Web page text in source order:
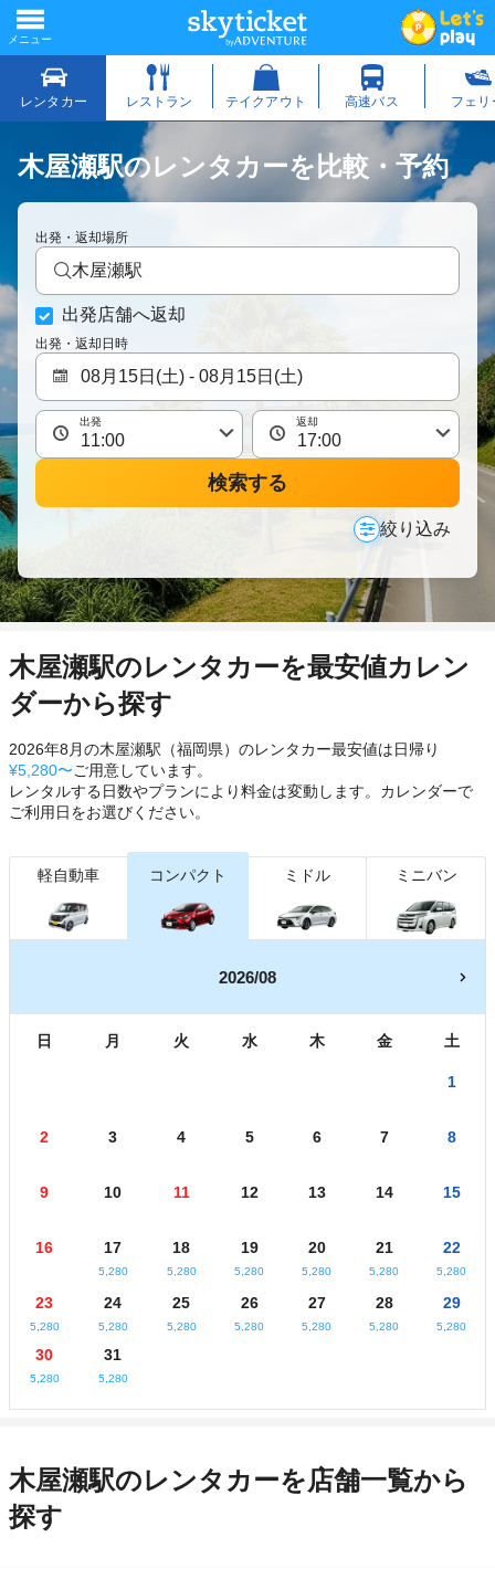
木屋瀬駅のレンタカーを比較・予約
出発・返却場所
木屋瀬駅
出発店舗へ返却
出発・返却日時
出発 返却
検索する
絞り込み
木屋瀬駅のレンタカーを最安値カレン
ダーから探す
2026年8月の木屋瀬駅（福岡県）のレンタカー最安値は日帰り
¥5,280〜ご用意しています。
レンタルする日数やプランにより料金は変動します。カレンダーで
ご利用日をお選びください。
軽自動車 コンパクト ミドル ミニバン
2026/08
日 月 火 水 木 金 土
1
2 3 4 5 6 7 8
9 10 11 12 13 14 15
16 17
5,280
18
5,280
19
5,280
20
5,280
21
5,280
22
5,280
23
5,280
24
5,280
25
5,280
26
5,280
27
5,280
28
5,280
29
5,280
30
5,280
31
5,280
木屋瀬駅のレンタカーを店舗一覧から
探す